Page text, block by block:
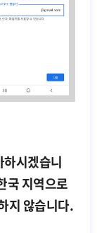
시겠습니
국 지역으로
지 않습니다.